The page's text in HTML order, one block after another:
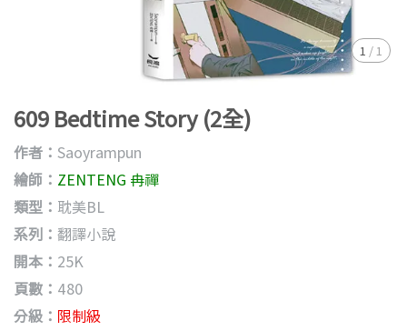
1 / 1
609 Bedtime Story (2全)
作者： Saoyrampun
繪師： ZENTENG 冉禪
類型： 耽美BL
系列： 翻譯小說
開本： 25K
頁數： 480
分級： 限制級